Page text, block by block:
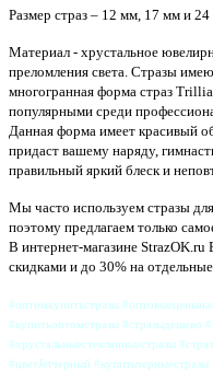
Размер страз – 1 2 мм, 17 мм и 24
Материал - хрустальное
преломления света. Стразы
многогранная форма страз
популярными среди
Данная форма имеет красивый
придаст вашему наряду,
правильный яркий блеск и
Мы часто используем стразы
поэтому предлагаем только
В интернет-магазине
скидками и до 30% на
#оптомкупитьстразы
#купитьоптомстразы #стразыдешево
#хрустальныестеклянныестразы
#цветJetчерный #купитьчерныестразы